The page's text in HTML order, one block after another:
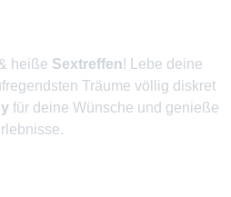
heiße Sextreffen! Lebe deine
Träume völlig diskret
für deine Wünsche und genieße